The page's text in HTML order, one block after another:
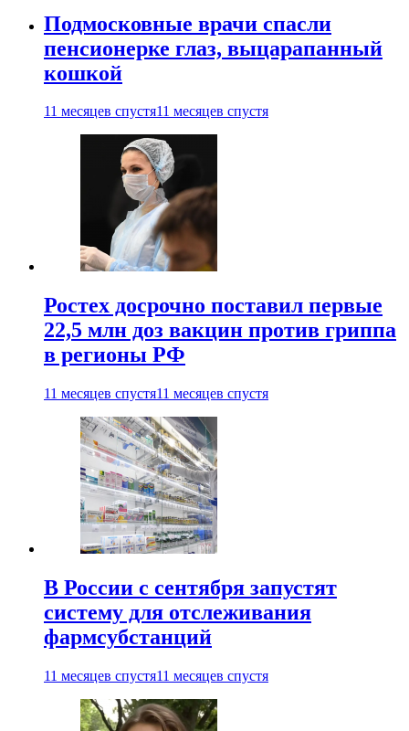
Подмосковные врачи спасли
пенсионерке глаз, выцарапанный
кошкой
11 месяцев спустя11 месяцев спустя
Ростех досрочно поставил первые
22,5 млн доз вакцин против гриппа
в регионы РФ
11 месяцев спустя11 месяцев спустя
В России с сентября запустят
систему для отслеживания
фармсубстанций
11 месяцев спустя11 месяцев спустя